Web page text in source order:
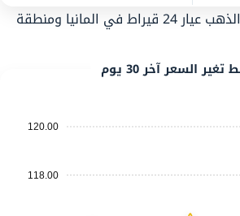
مخطط تغير سعر غرام الذهب عيار 24 قيراط في المانيا ومنطقة
السعر آخر 30 يوم
120.00
118.00